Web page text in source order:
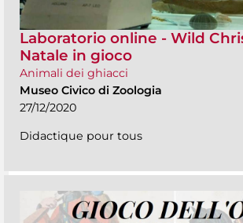
Laboratorio online - Wild
Natale in gioco
Animali dei ghiacci
Museo Civico di Zoologia
27/12/2020
Didactique pour tous